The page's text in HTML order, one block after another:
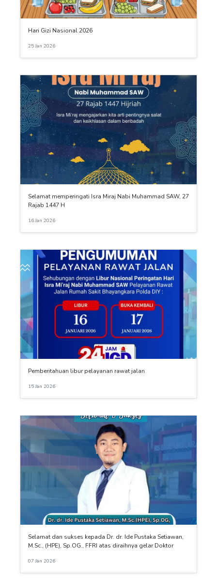
Hari Gizi Nasional 2026
25 Jan 2026
Selamat memperingati Isra Miraj Nabi Muhammad SAW, 27
Rajab 1447 H
16 Jan 2026
Pemberitahuan libur pelayanan rawat jalan
15 Jan 2026
Selamat dan sukses kepada Dr. dr. Ide Pustaka Setiawan,
M.Sc., (HPE), Sp.OG., FFRI atas diraihnya gelar Doktor
07 Jan 2026